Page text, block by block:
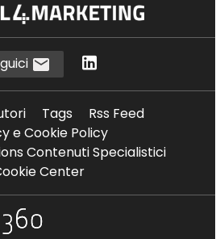
Tags
Rss Feed
e Cookie Policy
Contenuti Specialistici
Center